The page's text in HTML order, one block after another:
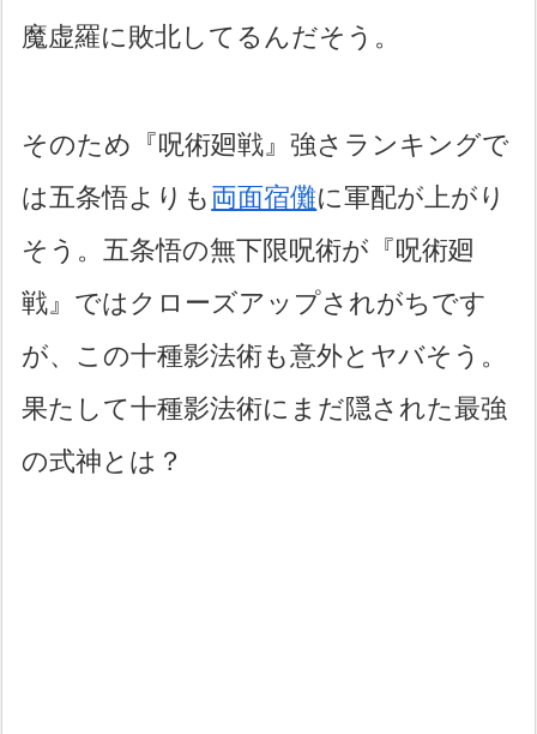
魔虚羅に敗北してるんだそう。
そのため『呪術廻戦』強さランキングで
は五条悟よりも 両面宿儺に軍配が上がり
そう。五条悟の無下限呪術が『呪術廻
戦』ではクローズアップされがちです
が、この十種影法術も意外とヤバそう。
果たして十種影法術にまだ隠された最強
の式神とは？